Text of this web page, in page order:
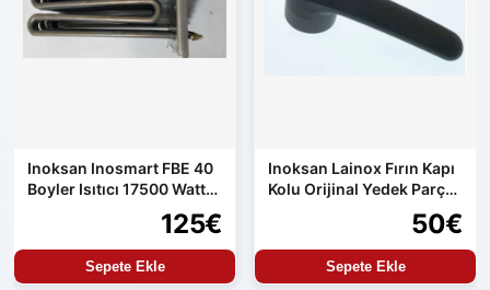
Inoksan Inosmart FBE 40
Boyler Isıtıcı 17500 Watt
Orijinal Yedek Parça125€
Sepete Ekle
Inoksan Lainox Fırın Kapı
Kolu Orijinal Yedek Parça
50€
Sepete Ekle